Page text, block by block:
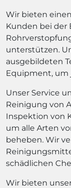
Wir bieten
Kunden bei der
unterstützen.
ausgebildeten
Equipment, um
Unser Service
Reinigung von
Inspektion von
um alle Arten
beheben. Wir
schädlichen
Wir bieten